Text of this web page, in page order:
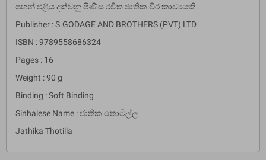
පහන් එළිය දක්වනු පිණිස රචිත ජාතික වීර කාව්‍යයකි.
Publisher : S.GODAGE AND BROTHERS (PVT) LTD
ISBN : 9789558686324
Pages : 16
Weight : 90 g
Binding : Soft Binding
Sinhalese Name : ජාතික තොටිල්ල
Jathika Thotilla